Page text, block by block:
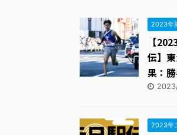
2023年
【
伝】
果：
2023年